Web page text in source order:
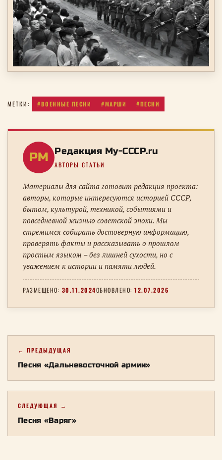
МЕТКИ: #ВОЕННЫЕ ПЕСНИ #МАРШИ #ПЕСНИ
РM Редакция My-CCCP.ru
АВТОРЫ СТАТЬИ
Материалы для сайта готовит редакция проекта:
авторы, которые интересуются историей СССР,
бытом, культурой, техникой, событиями и
повседневной жизнью советской эпохи. Мы
стремимся собирать достоверную информацию,
проверять факты и рассказывать о прошлом
простым языком – без лишней сухости, но с
уважением к истории и памяти людей.
РАЗМЕЩЕНО: 30.11.2024ОБНОВЛЕНО: 12.07.2026
← ПРЕДЫДУЩАЯ
Песня «Дальневосточной армии»
СЛЕДУЮЩАЯ →
Песня «Варяг»